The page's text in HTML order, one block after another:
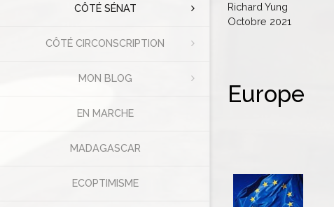
CÔTÉ SÉNAT
CÔTÉ CIRCONSCRIPTION
MON BLOG
EN MARCHE
MADAGASCAR
ECOPTIMISME
Richard Yung
Octobre 2021
Europe